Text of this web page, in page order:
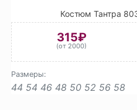
Костюм Тантра
315₽
(от 2000)
Размеры:
44 54 46 48 50 52 56 58